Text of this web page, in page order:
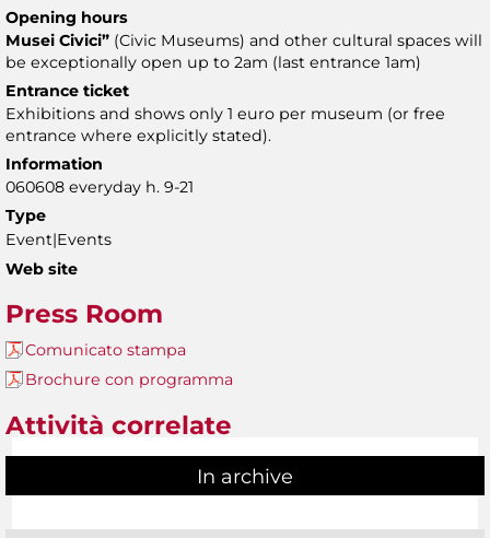
Opening hours
Musei Civici” (Civic Museums) and other cultural spaces will
be exceptionally open up to 2am (last entrance 1am)
Entrance ticket
Exhibitions and shows only 1 euro per museum (or free
entrance where explicitly stated).
Information
060608 everyday h. 9-21
Type
Event|Events
Web site
Press Room
Comunicato stampa
Brochure con programma
Attività correlate
In archive